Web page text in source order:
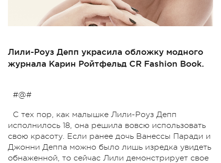
Лили-Роуз Депп украсила обложку модного
журнала Карин Ройтфельд CR Fashion Book.
#@#
С тех пор, как малышке Лили-Роуз Депп
исполнилось 18, она решила вовсю использовать
свою красоту. Если ранее дочь Ванессы Паради и
Джонни Деппа можно было лишь изредка увидеть
обнаженной, то сейчас Лили демонстрирует свое